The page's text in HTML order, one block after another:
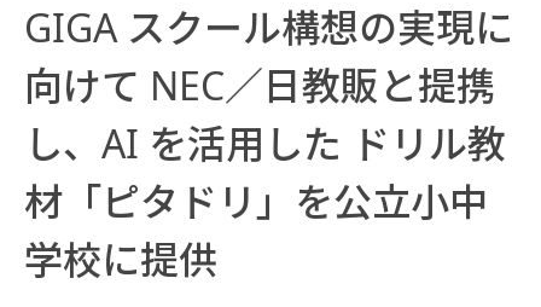
GIGA スクール構想の実現に
向けて NEC／日教販と提携
し、AI を活用した ドリル教
材「ピタドリ」を公立小中
学校に提供